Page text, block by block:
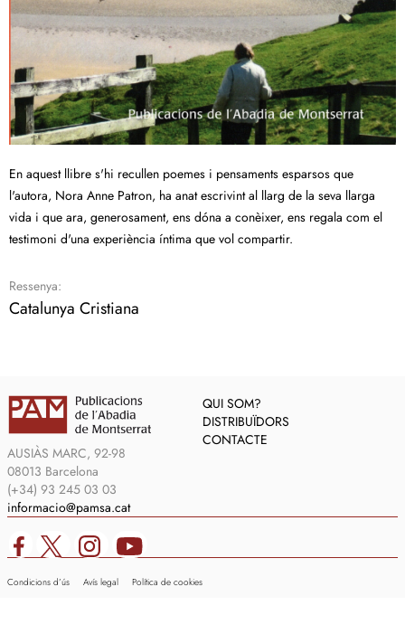
En aquest llibre s'hi recullen poemes i pensaments esparsos que
l'autora, Nora Anne Patron, ha anat escrivint al llarg de la seva llarga
vida i que ara, generosament, ens dóna a conèixer, ens regala com el
testimoni d'una experiència íntima que vol compartir.
Ressenya:
Catalunya Cristiana
AUSIÀS MARC, 92-98
08013 Barcelona
(+34) 93 245 03 03
informacio@pamsa.cat
QUI SOM?
DISTRIBUÏDORS
CONTACTE
Condicions d’ús Avís legal Política de cookies